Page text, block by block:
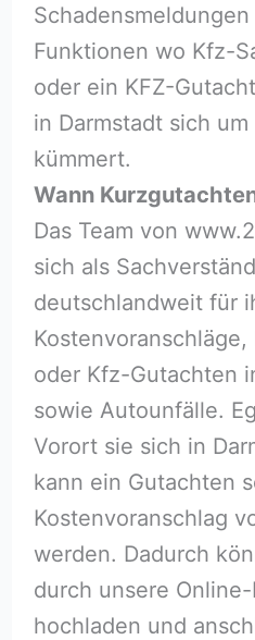
Funktionen wo Kfz-
oder ein KFZ-
in Darmstadt sich
kümmert.
Wann
Das Team von
sich als
deutschlandweit für
oder Kfz-Gutachten
sowie Autounfälle.
Vorort sie sich in
kann ein Gutachten
Kostenvoranschlag
werden. Dadurch
durch unsere
hochladen und